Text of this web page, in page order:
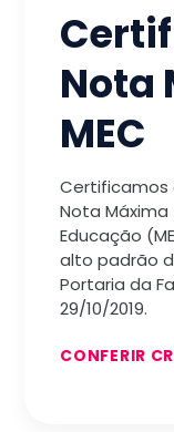
Nota
MEC
Certificamos
Nota
Educação
alto padrão
Portaria da
29/10/2019.
CONFERIR